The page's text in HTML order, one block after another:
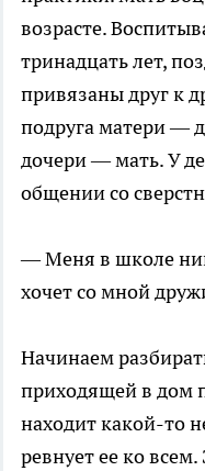
возрасте.
тринадцать лет,
привязаны друг к
подруга матери —
дочери — мать. У
общении со
— Меня в школе
хочет со мной
Начинаем
приходящей в дом
находит какой-то
ревнует ее ко